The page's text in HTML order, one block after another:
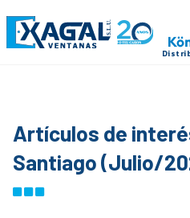
Artículos de
Santiago (Julio/